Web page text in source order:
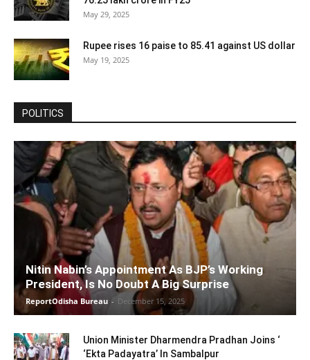
May 29, 2025
Rupee rises 16 paise to 85.41 against US dollar
May 19, 2025
POLITICS
Nitin Nabin’s Appointment As BJP’s Working
President, Is No Doubt A Big Surprise
ReportOdisha Bureau - December 15, 2025
Union Minister Dharmendra Pradhan Joins ‘
‘Ekta Padayatra’ In Sambalpur